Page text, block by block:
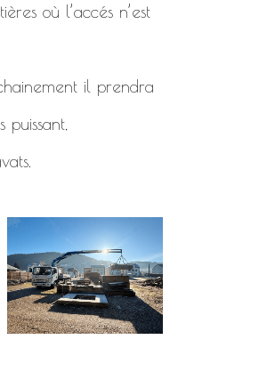
où l’accés n’est
il prendra